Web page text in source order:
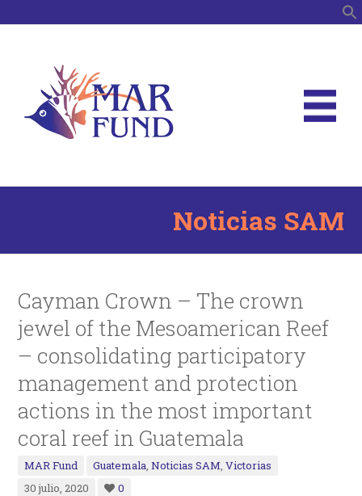
Noticias SAM
Cayman Crown – The crown
jewel of the Mesoamerican Reef
– consolidating participatory
management and protection
actions in the most important
coral reef in Guatemala
MAR Fund Guatemala,Noticias SAM,Victorias
30 julio, 2020
0